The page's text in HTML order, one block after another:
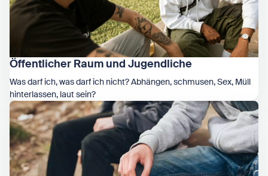
Öffentlicher Raum und Jugendliche
Was darf ich, was darf ich nicht? Abhängen, schmusen, Sex, Müll
hinterlassen, laut sein?
Zeige Öffentlicher Raum und Jugendliche